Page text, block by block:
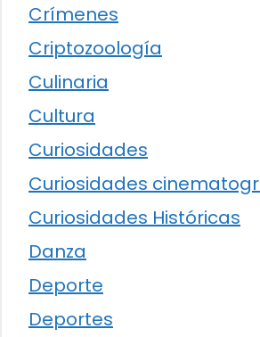
Crímenes
Criptozoología
Culinaria
Cultura
Curiosidades
Curiosidades
Curiosidades Históricas
Danza
Deporte
Deportes